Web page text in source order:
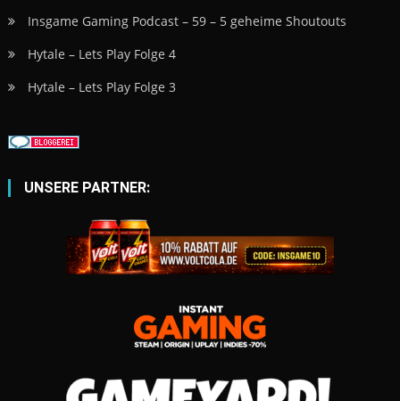
Insgame Gaming Podcast – 59 – 5 geheime Shoutouts
Hytale – Lets Play Folge 4
Hytale – Lets Play Folge 3
UNSERE PARTNER: